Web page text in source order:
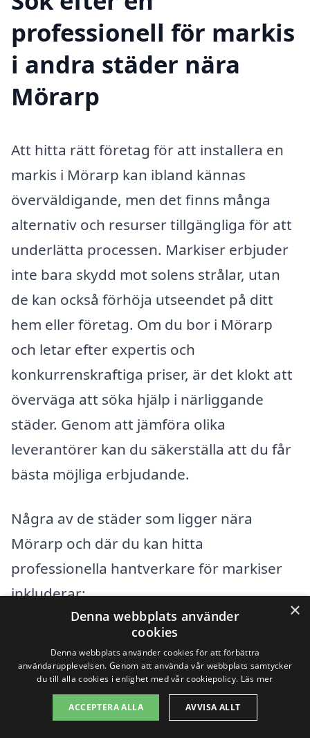
professionell för markis
i andra städer nära
Mörarp
Att hitta rätt företag för att installera en
markis i Mörarp kan ibland kännas
överväldigande, men det finns många
alternativ och resurser tillgängliga för att
underlätta processen. Markiser erbjuder
inte bara skydd mot solens strålar, utan
de kan också förhöja utseendet på ditt
hem eller företag. Om du bor i Mörarp
och letar efter expertis och
konkurrenskraftiga priser, är det klokt att
överväga att söka hjälp i närliggande
städer. Genom att jämföra olika
leverantörer kan du säkerställa att du får
bästa möjliga erbjudande.
Några av de städer som ligger nära
Mörarp och där du kan hitta
professionella hantverkare för markiser
inkluderar:
Röstånga
Ödåkra
×
Denna webbplats använder
cookies
Denna webbplats använder cookies för att förbättra
användarupplevelsen. Genom att använda vår webbplats samtycker
du till alla cookies i enlighet med vår cookiepolicy. Läs mer
ACCEPTERA ALLA AVVISA ALLT